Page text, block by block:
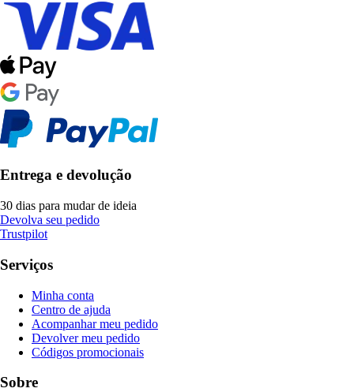
Entrega e devolução
30 dias para mudar de ideia
Devolva seu pedido
Trustpilot
Serviços
Minha conta
Centro de ajuda
Acompanhar meu pedido
Devolver meu pedido
Códigos promocionais
Sobre